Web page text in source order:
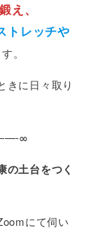
え、
トレッチや
。
きに日々取り
∞
の土台をつく
にて伺い